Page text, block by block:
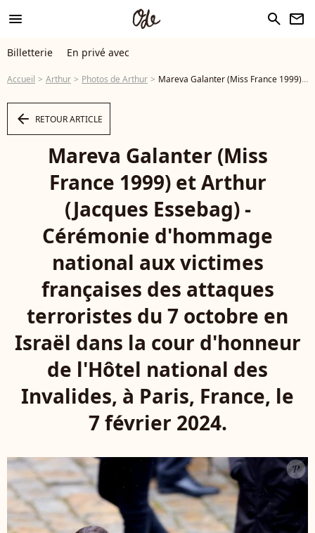
menu search newsletter
Billetterie En privé avec
Accueil Arthur Photos de Arthur Mareva Galanter (Miss France 1999) et Arthur (Jacques Essebag) - Cérémonie d'hommage national aux victimes françaises des attaques terroristes du 7 octobre en Israël dans la cour d'honneur de l'Hôtel national des Invalides, à Paris, France, le 7 février 2024. © Dominique Jacovides/Bestimage - Photo
arrow_left RETOUR ARTICLE
Mareva Galanter (Miss
France 1999) et Arthur
(Jacques Essebag) -
Cérémonie d'hommage
national aux victimes
françaises des attaques
terroristes du 7 octobre en
Israël dans la cour d'honneur
de l'Hôtel national des
Invalides, à Paris, France, le
7 février 2024.